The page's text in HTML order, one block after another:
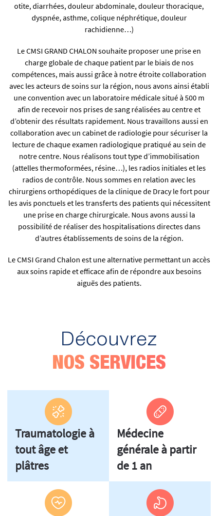
otite, diarrhées, douleur abdominale, douleur thoracique,
dyspnée, asthme, colique néphrétique, douleur
rachidienne…)
Le CMSI GRAND CHALON souhaite proposer une prise en
charge globale de chaque patient par le biais de nos
compétences, mais aussi grâce à notre étroite collaboration
avec les acteurs de soins sur la région, nous avons ainsi établi
une convention avec un laboratoire médicale situé à 500 m
afin de recevoir nos prises de sang réalisées au centre et
d’obtenir des résultats rapidement. Nous travaillons aussi en
collaboration avec un cabinet de radiologie pour sécuriser la
lecture de chaque examen radiologique pratiqué au sein de
notre centre. Nous réalisons tout type d’immobilisation
(attelles thermoformées, résine…), les radios initiales et les
radios de contrôle. Nous sommes en relation avec les
chirurgiens orthopédiques de la clinique de Dracy le fort pour
les avis ponctuels et les transferts des patients qui nécessitent
une prise en charge chirurgicale. Nous avons aussi la
possibilité de réaliser des hospitalisations directes dans
d’autres établissements de soins de la région.
Le CMSI Grand Chalon est une alternative permettant un accès
aux soins rapide et efficace afin de répondre aux besoins
aiguës des patients.
Découvrez
NOS SERVICES
Traumatologie à
tout âge et
plâtres
Médecine
générale à partir
de 1 an